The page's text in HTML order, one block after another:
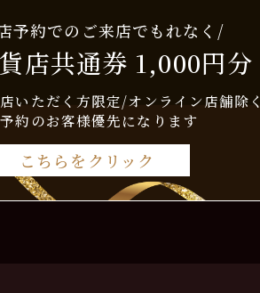
予約でのご来店でもれなく/
店共通券 1,000円分
いただく方限定/オンライン店舗除く
約のお客様優先になります
こちらをクリック